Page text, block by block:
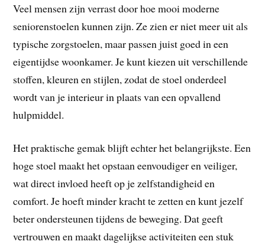
Veel mensen zijn verrast door hoe mooi moderne
seniorenstoelen kunnen zijn. Ze zien er niet meer uit als
typische zorgstoelen, maar passen juist goed in een
eigentijdse woonkamer. Je kunt kiezen uit verschillende
stoffen, kleuren en stijlen, zodat de stoel onderdeel
wordt van je interieur in plaats van een opvallend
hulpmiddel.
Het praktische gemak blijft echter het belangrijkste. Een
hoge stoel maakt het opstaan eenvoudiger en veiliger,
wat direct invloed heeft op je zelfstandigheid en
comfort. Je hoeft minder kracht te zetten en kunt jezelf
beter ondersteunen tijdens de beweging. Dat geeft
vertrouwen en maakt dagelijkse activiteiten een stuk